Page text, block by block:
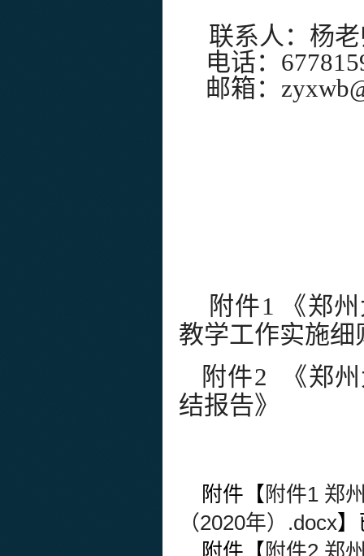
联系人：杨
电话：
邮箱：
附件1
《郑
教学工作实施细
附件2 《郑州
结报告》
附件【 附件1 郑
（2020年）.docx
附件【 附件2 郑